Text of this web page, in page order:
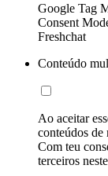
Google Tag
Consent
Freshchat
Conteúdo
Ao aceitar
conteúdos de
Com teu
terceiros